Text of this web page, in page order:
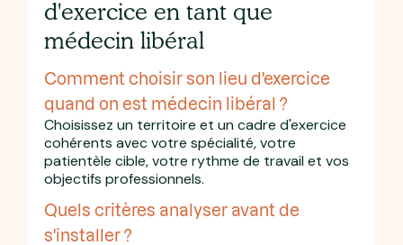
d'exercice en tant que
médecin libéral
Comment choisir son lieu d'exercice
quand on est médecin libéral ?
Choisissez un territoire et un cadre d'exercice
cohérents avec votre spécialité, votre
patientèle cible, votre rythme de travail et vos
objectifs professionnels.
Quels critères analyser avant de
s'installer ?